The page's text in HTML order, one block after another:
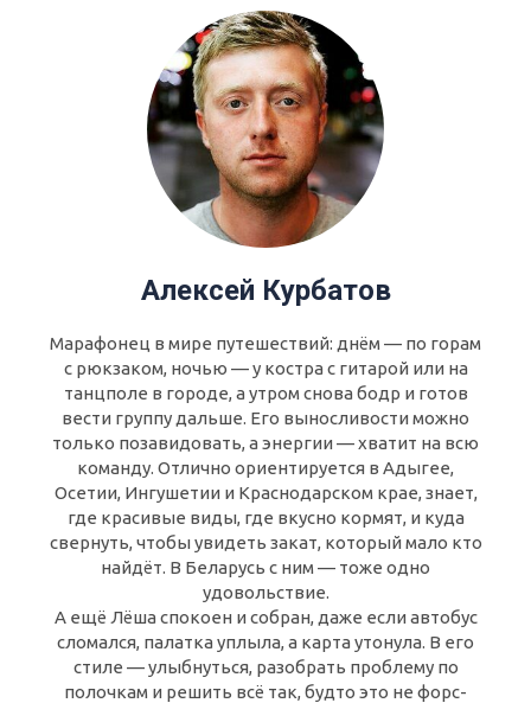
Алексей Курбатов
Марафонец в мире путешествий: днём — по горам
с рюкзаком, ночью — у костра с гитарой или на
танцполе в городе, а утром снова бодр и готов
вести группу дальше. Его выносливости можно
только позавидовать, а энергии — хватит на всю
команду. Отлично ориентируется в Адыгее,
Осетии, Ингушетии и Краснодарском крае, знает,
где красивые виды, где вкусно кормят, и куда
свернуть, чтобы увидеть закат, который мало кто
найдёт. В Беларусь с ним — тоже одно
удовольствие.
А ещё Лёша спокоен и собран, даже если автобус
сломался, палатка уплыла, а карта утонула. В его
стиле — улыбнуться, разобрать проблему по
полочкам и решить всё так, будто это не форс-